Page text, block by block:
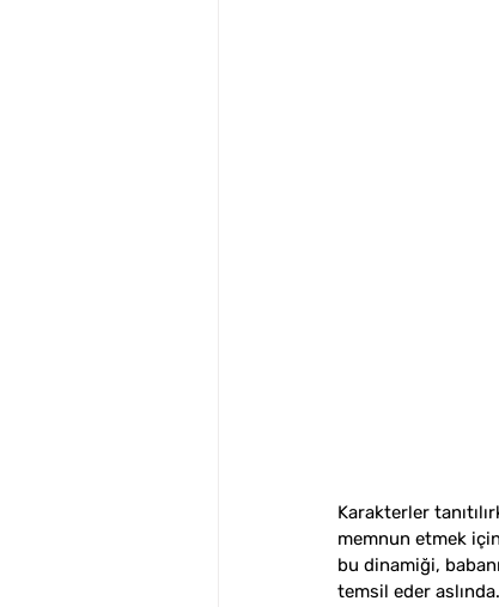
Karakterler
memnun etmek
bu dinamiği,
temsil eder aslında.